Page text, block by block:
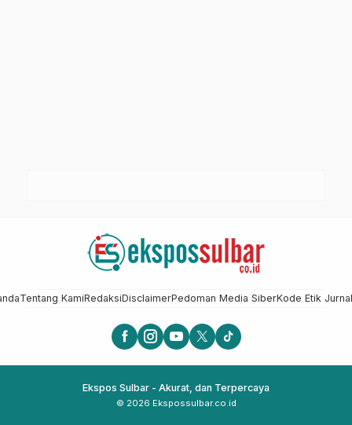
Tentang KamiRedaksiDisclaimerPedoman Media SiberKode Etik
Ekspos Sulbar - Akurat, dan Terpercaya
© 2026 Ekspossulbar.co.id